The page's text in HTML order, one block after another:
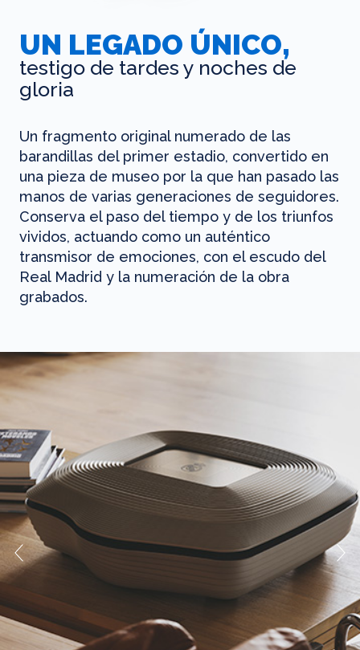
UN LEGADO ÚNICO,
testigo de tardes y noches de
gloria
Un fragmento original numerado de las
barandillas del primer estadio, convertido en
una pieza de museo por la que han pasado las
manos de varias generaciones de seguidores.
Conserva el paso del tiempo y de los triunfos
vividos, actuando como un auténtico
transmisor de emociones, con el escudo del
Real Madrid y la numeración de la obra
grabados.